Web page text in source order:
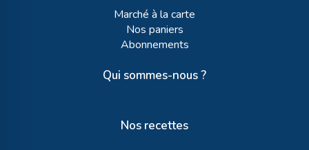
Marché à la carte
Nos paniers
Abonnements
Qui sommes-nous ?
Nos recettes